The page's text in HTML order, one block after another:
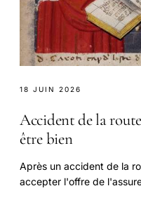
18 JUIN 2026
Accident de la
être bien
Après un accident de la
accepter l'offre de